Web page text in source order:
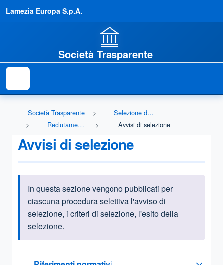
Lamezia Europa S.p.A.
Società Trasparente
Società Trasparente
Selezione del personale
Reclutamento del personale
Avvisi di selezione
Avvisi di selezione
Informazioni introduttive
In questa sezione vengono pubblicati per
ciascuna procedura selettiva l'avviso di
selezione, i criteri di selezione, l'esito della
selezione.